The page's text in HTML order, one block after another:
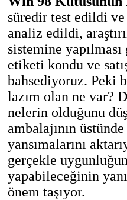
süredir test edildi
analiz edildi,
sistemine
etiketi kondu ve
bahsediyoruz. Peki
lazım olan ne var?
nelerin olduğunu
ambalajının
yansımalarını
gerçekle
yapabileceğinin
önem taşıyor.